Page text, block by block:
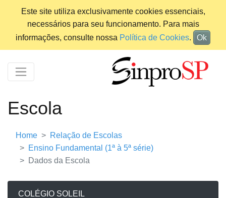
Este site utiliza exclusivamente cookies essenciais,
necessários para seu funcionamento. Para mais
informações, consulte nossa Política de Cookies. Ok
Escola
Home
Relação de Escolas
Ensino Fundamental (1ª à 5ª série)
Dados da Escola
COLÉGIO SOLEIL